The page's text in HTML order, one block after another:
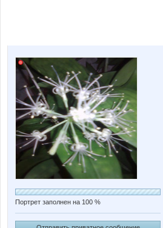
Портрет заполнен на 100 %